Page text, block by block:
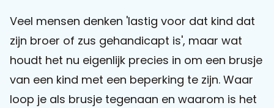
Themabijeenkomsten
Praat mee
Veel mensen denken 'lastig voor dat kind dat
zijn broer of zus gehandicapt is', maar wat
houdt het nu eigenlijk precies in om een brusje
van een kind met een beperking te zijn. Waar
loop je als brusje tegenaan en waarom is het